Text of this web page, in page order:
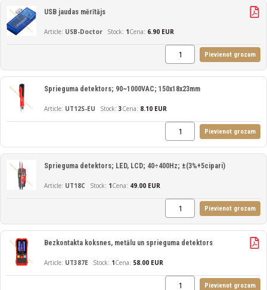
USB-Doctor
USB jaudas mērītājs
1Cena: 6.90 EUR
Pievienot grozam
UT12S-EU
Sprieguma detektors; 90~1000VAC; 150x18x23mm
3Cena: 8.10 EUR
Pievienot grozam
UT18C
Sprieguma detektors; LED, LCD; 40÷400Hz; ±(3%+5cipari)
1Cena: 49.00 EUR
Pievienot grozam
UT387E
Bezkontakta koksnes, metālu un sprieguma detektors
1Cena: 58.00 EUR
Pievienot grozam